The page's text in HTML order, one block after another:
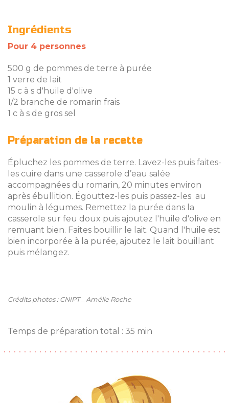
Ingrédients
Pour 4 personnes
500 g de pommes de terre à purée
1 verre de lait
15 c à s d'huile d'olive
1/2 branche de romarin frais
1 c à s de gros sel
Préparation de la recette
Épluchez les pommes de terre. Lavez-les puis faites-
les cuire dans une casserole d’eau salée
accompagnées du romarin, 20 minutes environ
après ébullition. Égouttez-les puis passez-les au
moulin à légumes. Remettez la purée dans la
casserole sur feu doux puis ajoutez l'huile d'olive en
remuant bien. Faites bouillir le lait. Quand l'huile est
bien incorporée à la purée, ajoutez le lait bouillant
puis mélangez.
Crédits photos : CNIPT _ Amélie Roche
Temps de préparation total : 35 min